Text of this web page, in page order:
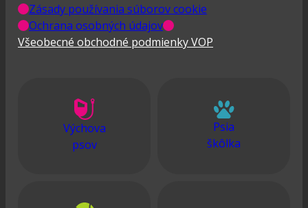
Zásady používania súborov cookie
Ochrana osobných údajov
Všeobecné obchodné podmienky VOP
Výchova
psov
Psia
škôlka